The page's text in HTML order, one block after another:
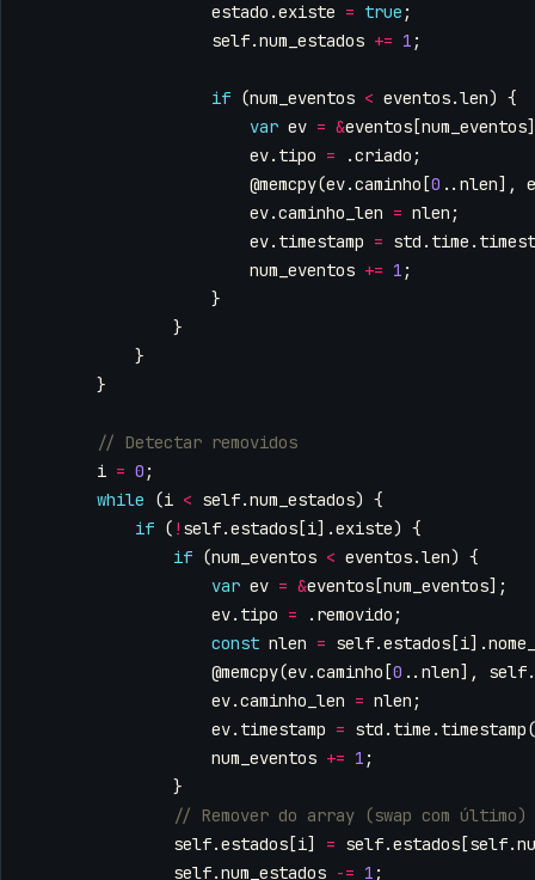
estado .existe = true ;
self.num_estados += 1 ;
if (num_eventos < eventos.len) {
var ev = &eventos [num_eventos
ev. tipo = .criado ;
@memcpy(ev.caminho [0 .. nlen],
ev.caminho_len = nlen ;
ev. timestamp = std . time .
num_eventos += 1 ;
}
}
}
}
i = 0 ;
while
(i < self.num_estados) {
if ( ! self.estados [i].existe) {
if (num_eventos < eventos.len) {
var ev = &eventos [num_eventos];
ev. tipo = . removido ;
const nlen = self.estados [i].
@memcpy(ev.caminho [0 .. nlen], self.
ev.caminho_len = nlen ;
ev. timestamp = std . time . timestamp
num_eventos += 1 ;
}
self.estados [i] = self.estados [self.
self.num_estados -= 1 ;